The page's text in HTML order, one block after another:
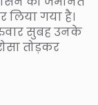
गया है।
सुबह उनके
तोड़कर